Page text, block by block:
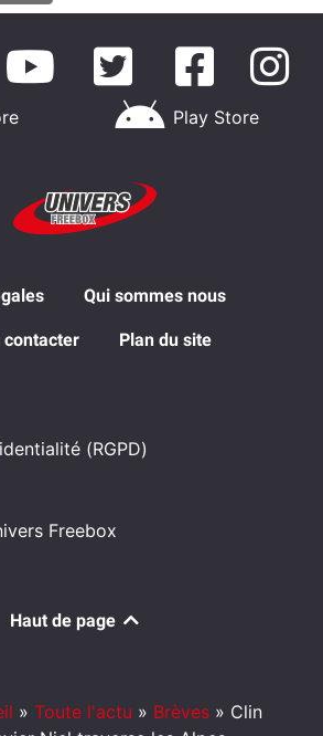
Play Store
Qui sommes nous
contacter Plan du site
(RGPD)
Freebox
Haut de page
» Toute l'actu » Brèves » Clin